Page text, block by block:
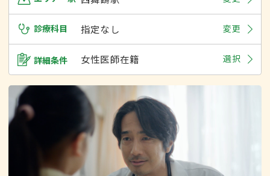
診療科目 指定なし 変更
詳細条件 女性医師在籍 選択